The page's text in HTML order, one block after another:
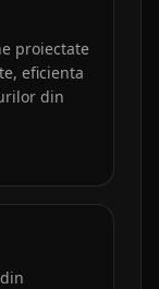
proiectate
eficienta
din